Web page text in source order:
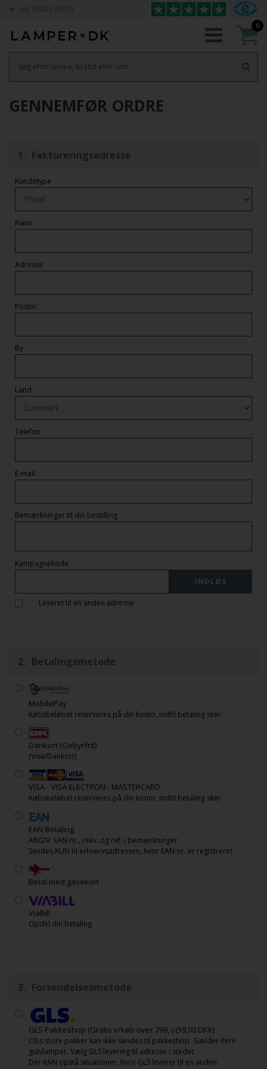
366 DAGES RETUR
0
GENNEMFØR ORDRE
1. Faktureringsadresse
Kundetype
Navn
Adresse
Postnr.
By
Land
Telefon
E-mail
Bemærkninger til din bestilling
Kampagnekode
Leveret til en anden adresse
2. Betalingsmetode
MobilePay
Købsbeløbet reserveres på din konto, indtil betaling sker
Dankort (Gebyrfrit)
(Visa/Dankort)
VISA - VISA ELECTRON - MASTERCARD
Købsbeløbet reserveres på din konto, indtil betaling sker
EAN Betaling
ANGIV: EAN-nr., rekv. og ref. i bemærkninger
Sendes KUN til erhvervsadressen, hvor EAN-nr. er registreret.
Betal med gavekort
ViaBill
Opdel din betaling
3. Forsendelsesmetode
GLS Pakkeshop (Gratis v/køb over 799,-) (59,00 DKK)
Obs store pakker kan ikke sendes til pakkeshop. Gælder flere
gulvlamper. Vælg GLS levering til adresse i stedet.
Der KAN opstå situationer, hvor GLS leverer til en anden